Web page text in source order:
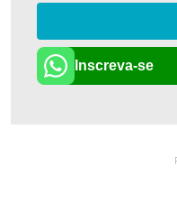
Inscreva-se